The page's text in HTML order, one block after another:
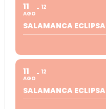
11
AGO
12
SALAMANCA ECLIPSA
11
AGO
12
SALAMANCA ECLIPSA